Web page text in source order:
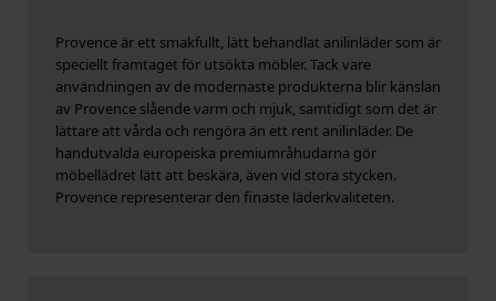
Provence är ett smakfullt, lätt behandlat anilinläder som är
speciellt framtaget för utsökta möbler. Tack vare
användningen av de modernaste produkterna blir känslan
av Provence slående varm och mjuk, samtidigt som det är
lättare att vårda och rengöra än ett rent anilinläder. De
handutvalda europeiska premiumråhudarna gör
möbellädret lätt att beskära, även vid stora stycken.
Provence representerar den finaste läderkvaliteten.